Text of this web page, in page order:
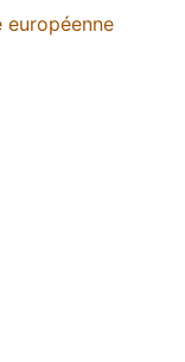
européenne